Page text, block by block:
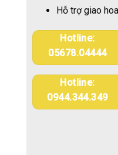
Hỗ trợ giao
Hotline:
05678.04444
Hotline:
0944.344.349